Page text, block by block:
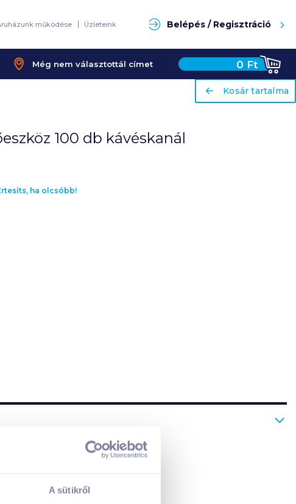
A sütikről
működése Üzleteink Belépés / Regisztráció
Még nem választottál címet 0 Ft
ariaLabel
Kosár tartalma
100 db kávéskanál
ha olcsóbb!